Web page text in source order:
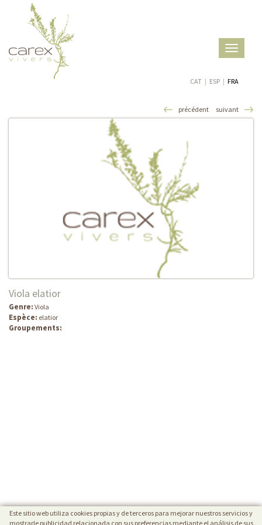
Toggle
CAT | ESP | FRA
précédent suivant
Viola elatior
Genre: Viola
Espèce: elatior
Groupements:
Este sitio web utiliza cookies propias y de terceros para mejorar nuestros servicios y
mostrarle publicidad relacionada con sus preferencias mediante el análisis de sus